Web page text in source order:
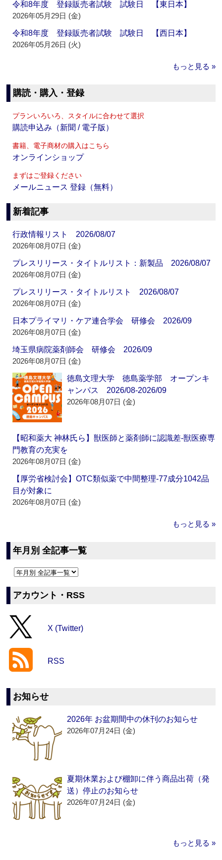
令和8年度 登録販売者試験 試験日 【東日本】
2026年05月29日 (金)
令和8年度 登録販売者試験 試験日 【西日本】
2026年05月26日 (火)
もっと見る »
購読・購入・登録
プランいろいろ、スタイルに合わせて選択
購読申込み（新聞 / 電子版）
書籍、電子商材の購入はこちら
オンラインショップ
まずはご登録ください
メールニュース 登録（無料）
新着記事
行政情報リスト 2026/08/07
2026年08月07日 (金)
プレスリリース・タイトルリスト：新製品 2026/08/07
2026年08月07日 (金)
プレスリリース・タイトルリスト 2026/08/07
2026年08月07日 (金)
日本プライマリ・ケア連合学会 研修会 2026/09
2026年08月07日 (金)
埼玉県病院薬剤師会 研修会 2026/09
2026年08月07日 (金)
徳島文理大学 徳島薬学部 オープンキ
ャンパス 2026/08-2026/09
2026年08月07日 (金)
【昭和薬大 神林氏ら】獣医師と薬剤師に認識差‐獣医療専
門教育の充実を
2026年08月07日 (金)
【厚労省検討会】OTC類似薬で中間整理‐77成分1042品
目が対象に
2026年08月07日 (金)
もっと見る »
年月別 全記事一覧
アカウント・RSS
X (Twitter)
RSS
お知らせ
2026年 お盆期間中の休刊のお知らせ
2026年07月24日 (金)
夏期休業および棚卸に伴う商品出荷（発
送）停止のお知らせ
2026年07月24日 (金)
もっと見る »